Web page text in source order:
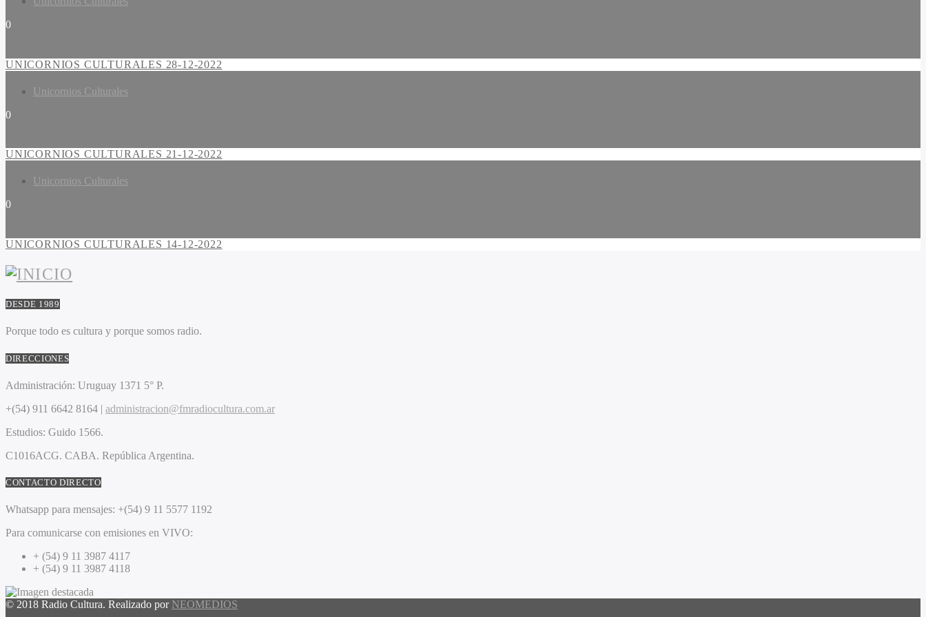
0
UNICORNIOS CULTURALES 28-12-2022
Unicornios Culturales
0
UNICORNIOS CULTURALES 21-12-2022
Unicornios Culturales
0
UNICORNIOS CULTURALES 14-12-2022
DESDE 1989
Porque todo es cultura y porque somos radio.
DIRECCIONES
Administración: Uruguay 1371 5° P.
+(54) 911 6642 8164 | administracion@fmradiocultura.com.ar
Estudios: Guido 1566.
C1016ACG. CABA. República Argentina.
CONTACTO DIRECTO
Whatsapp para mensajes: +(54) 9 11 5577 1192
Para comunicarse con emisiones en VIVO:
+ (54) 9 11 3987 4117
+ (54) 9 11 3987 4118
© 2018 Radio Cultura. Realizado por NEOMEDIOS